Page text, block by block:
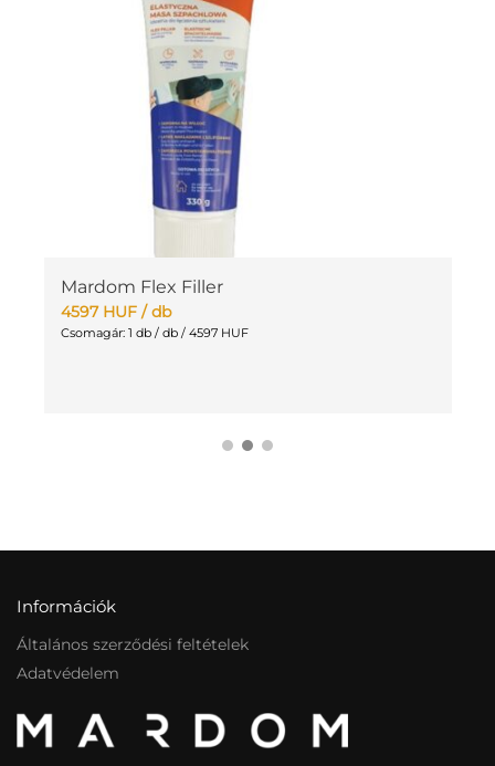
Mardom Flex Filler
4597 HUF/ db
Csomagár: 1 db / db / 4597 HUF
Információk
Általános szerződési feltételek
Adatvédelem